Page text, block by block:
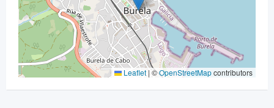
Leaflet | ©OpenStreetMapcontributors